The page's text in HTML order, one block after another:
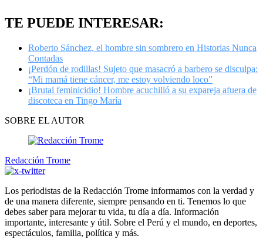
TE PUEDE INTERESAR:
Roberto Sánchez, el hombre sin sombrero en Historias Nunca
Contadas
¡Perdón de rodillas! Sujeto que masacró a barbero se disculpa:
“Mi mamá tiene cáncer, me estoy volviendo loco”
¡Brutal feminicidio! Hombre acuchilló a su expareja afuera de
discoteca en Tingo María
SOBRE EL AUTOR
Redacción Trome
Los periodistas de la Redacción Trome informamos con la verdad y
de una manera diferente, siempre pensando en ti. Tenemos lo que
debes saber para mejorar tu vida, tu día a día. Información
importante, interesante y útil. Sobre el Perú y el mundo, en deportes,
espectáculos, familia, política y más.